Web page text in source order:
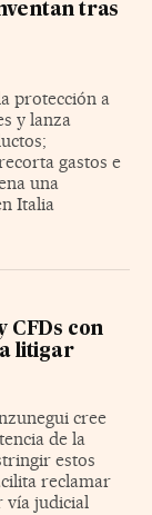
tras
protección a
y lanza
gastos e
una
Italia
CFDs con
litigar
cree
de la
estos
reclamar
vía judicial